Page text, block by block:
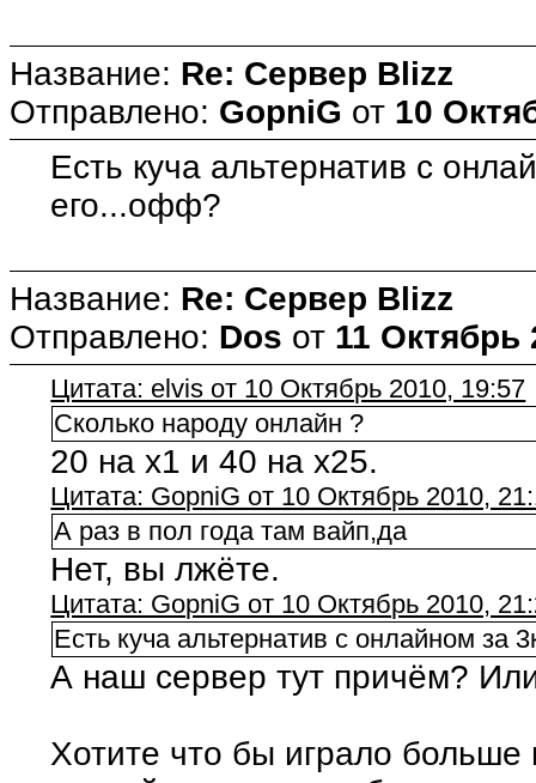
Название: Re: Сервер Blizz
Отправлено: GopniG от 10
Есть куча альтернатив с
его...офф?
Название: Re: Сервер Blizz
Отправлено: Dos от 11 Октябрь
Цитата: elvis от 10 Октябрь 2010, 19:57
Сколько народу онлайн ?
20 на х1 и 40 на х25.
Цитата: GopniG от 10 Октябрь 2010,
А раз в пол года там вайп,да
Нет, вы лжёте.
Цитата: GopniG от 10 Октябрь 2010,
Есть куча альтернатив с онлайном за
А наш сервер тут причём?
Хотите что бы играло больше